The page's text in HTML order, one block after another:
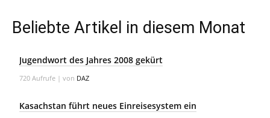
Beliebte Artikel in diesem Monat
Jugendwort des Jahres 2008 gekürt
720 Aufrufe | von DAZ
Kasachstan führt neues Einreisesystem ein